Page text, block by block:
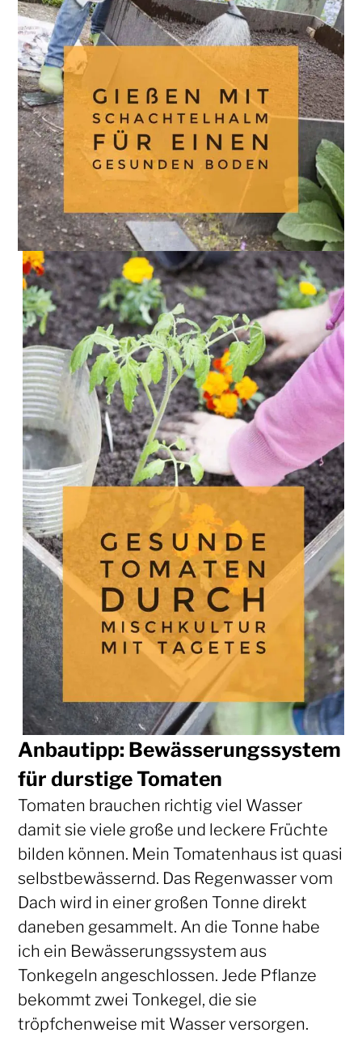
Anbautipp: Bewässerungssystem
für durstige Tomaten
Tomaten brauchen richtig viel Wasser
damit sie viele große und leckere Früchte
bilden können. Mein Tomatenhaus ist quasi
selbstbewässernd. Das Regenwasser vom
Dach wird in einer großen Tonne direkt
daneben gesammelt. An die Tonne habe
ich ein Bewässerungssystem aus
Tonkegeln angeschlossen. Jede Pflanze
bekommt zwei Tonkegel, die sie
tröpfchenweise mit Wasser versorgen.